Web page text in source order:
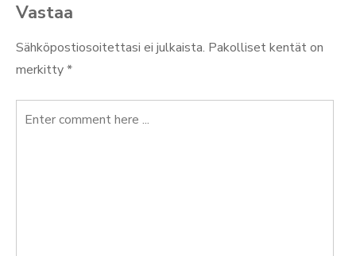
Vastaa
Sähköpostiosoitettasi ei julkaista. Pakolliset kentät on
merkitty*